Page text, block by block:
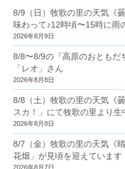
8/9（日）牧歌の里の天気《
味わって♪12時頃〜15時に雨
2026年8月9日
8/8〜8/9の『高原のおともだ
「レオ」さん
2026年8月8日
8/8（土）牧歌の里の天気《
スカ！」にて牧歌の里より生
2026年8月8日
8/7（金）牧歌の里の天気《
花畑」が見頃を迎えています
2026年8月7日